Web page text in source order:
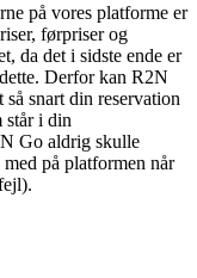
på vores platforme er
førpriser og
da det i sidste ende er
Derfor kan R2N
snart din reservation
står i din
Go aldrig skulle
med på platformen når